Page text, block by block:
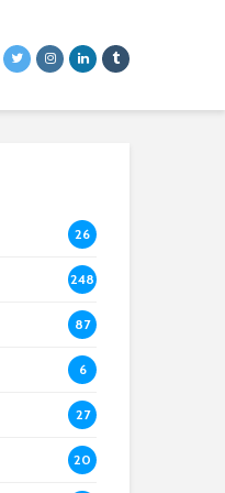
26
248
87
6
27
20